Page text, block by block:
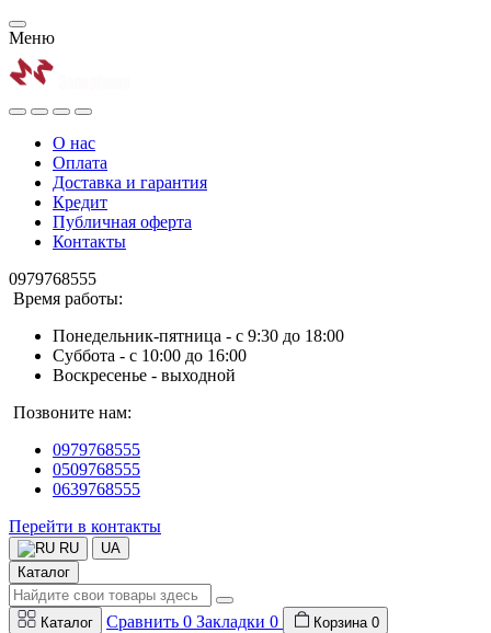
Меню
О нас
Оплата
Доставка и гарантия
Кредит
Публичная оферта
Контакты
0979768555
Время работы:
Понедельник-пятница - с 9:30 до 18:00
Суббота - с 10:00 до 16:00
Воскресенье - выходной
Позвоните нам:
0979768555
0509768555
0639768555
Перейти в контакты
RU
UA
Каталог
Каталог Сравнить 0 Закладки 0 Корзина 0